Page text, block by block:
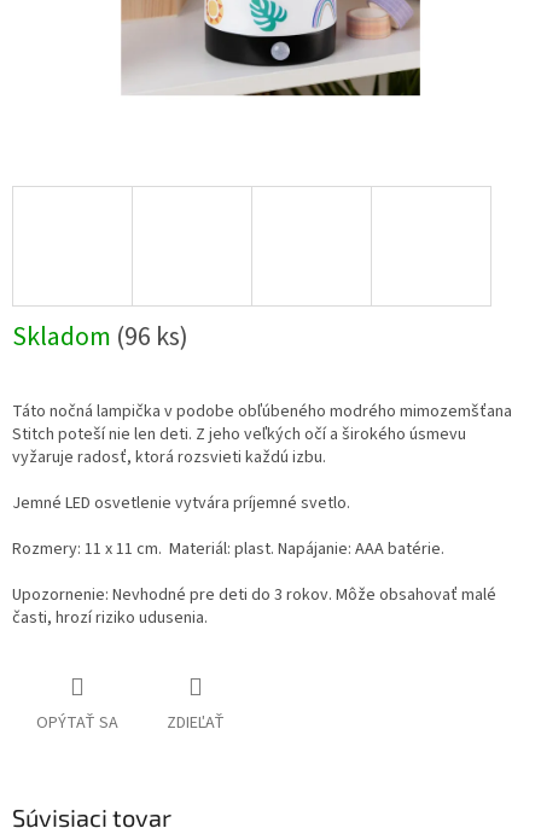
Skladom (96 ks)
Táto nočná lampička v podobe obľúbeného modrého mimozemšťana
Stitch poteší nie len deti. Z jeho veľkých očí a širokého úsmevu
vyžaruje radosť, ktorá rozsvieti každú izbu.
Jemné LED osvetlenie vytvára príjemné svetlo.
Rozmery: 11 x 11 cm. Materiál: plast. Napájanie: AAA batérie.
Upozornenie: Nevhodné pre deti do 3 rokov. Môže obsahovať malé
časti, hrozí riziko udusenia.
OPÝTAŤ SA ZDIEĽAŤ
Súvisiaci tovar